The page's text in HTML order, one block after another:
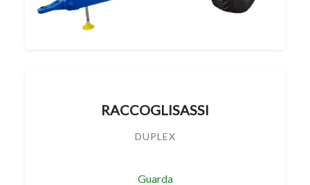
RACCOGLISASSI
DUPLEX
Guarda